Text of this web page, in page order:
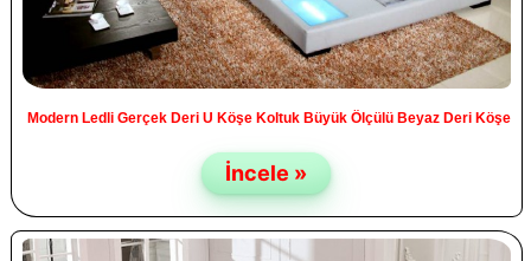
Modern Ledli Gerçek Deri U Köşe Koltuk Büyük Ölçülü Beyaz Deri Köşe
İncele »